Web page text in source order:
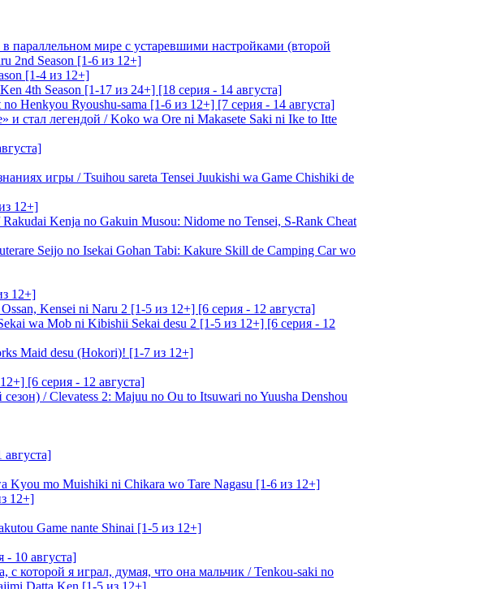
мире с устаревшими настройками (второй
2nd Season [1-6 из 12+]
[1-4 из 12+]
4th Season [1-17 из 24+] [18 серия - 14 августа]
Henkyou Ryoushu-sama [1-6 из 12+] [7 серия - 14 августа]
и стал легендой / Koko wa Ore ni Makasete Saki ni Ike to Itte
игры / Tsuihou sareta Tensei Juukishi wa Game Chishiki de
12+]
Kenja no Gakuin Musou: Nidome no Tensei, S-Rank Cheat
Seijo no Isekai Gohan Tabi: Kakure Skill de Camping Car wo
12+]
Kensei ni Naru 2 [1-5 из 12+] [6 серия - 12 августа]
wa Mob ni Kibishii Sekai desu 2 [1-5 из 12+] [6 серия - 12
Maid desu (Hokori)! [1-7 из 12+]
[6 серия - 12 августа]
/ Clevatess 2: Majuu no Ou to Itsuwari no Yuusha Denshou
Kyou mo Muishiki ni Chikara wo Tare Nagasu [1-6 из 12+]
12+]
Game nante Shinai [1-5 из 12+]
- 10 августа]
которой я играл, думая, что она мальчик / Tenkou-saki no
Datta Ken [1-5 из 12+]